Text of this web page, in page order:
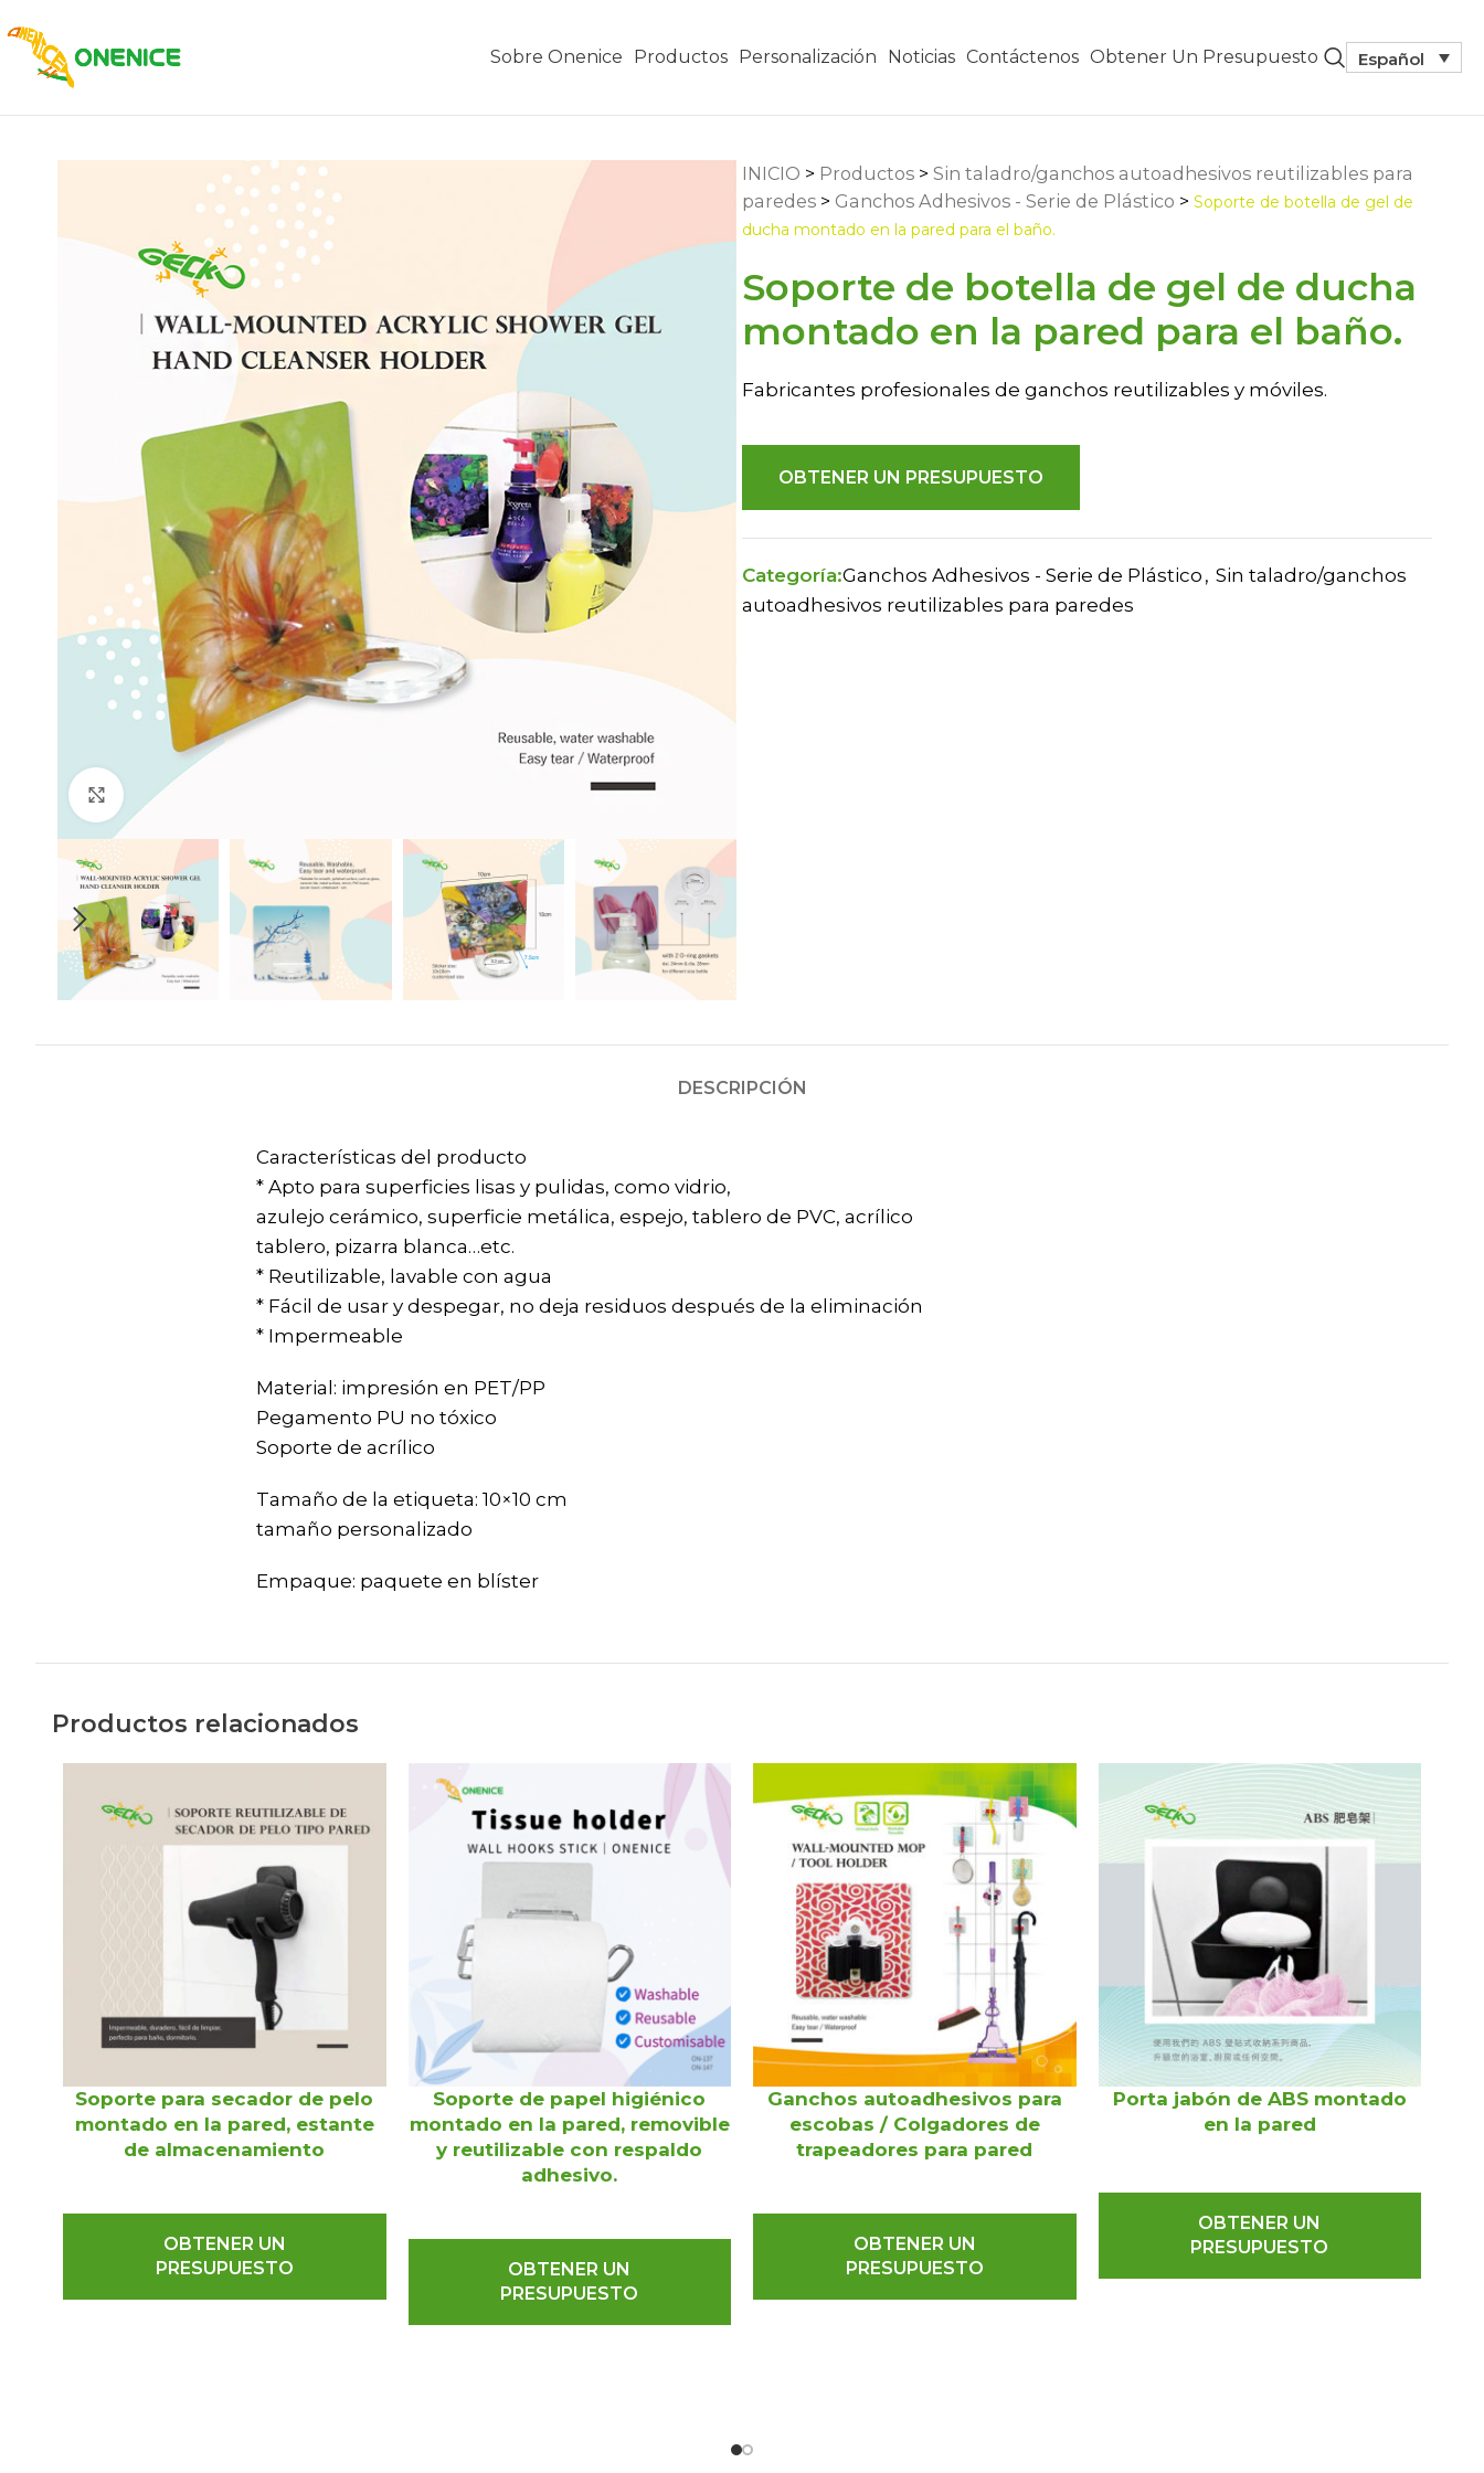
Sobre Onenice Productos Personalización Noticias Contáctenos Obtener Un Presupuesto Español
Click to enlarge
INICIO > Productos > Sin taladro/ganchos autoadhesivos reutilizables para
paredes > Ganchos Adhesivos - Serie de Plástico > Soporte de botella de gel de
ducha montado en la pared para el baño.
Soporte de botella de gel de ducha
montado en la pared para el baño.
Fabricantes profesionales de ganchos reutilizables y móviles.
OBTENER UN PRESUPUESTO
Categoría:Ganchos Adhesivos - Serie de Plástico , Sin taladro/ganchos
autoadhesivos reutilizables para paredes
DESCRIPCIÓN
Características del producto
* Apto para superficies lisas y pulidas, como vidrio,
azulejo cerámico, superficie metálica, espejo, tablero de PVC, acrílico
tablero, pizarra blanca…etc.
* Reutilizable, lavable con agua
* Fácil de usar y despegar, no deja residuos después de la eliminación
* Impermeable
Material: impresión en PET/PP
Pegamento PU no tóxico
Soporte de acrílico
Tamaño de la etiqueta: 10×10 cm
tamaño personalizado
Empaque: paquete en blíster
Productos relacionados
Soporte para secador de pelo
montado en la pared, estante
de almacenamiento
OBTENER UN
PRESUPUESTO
Soporte de papel higiénico
montado en la pared, removible
y reutilizable con respaldo
adhesivo.
OBTENER UN
PRESUPUESTO
Ganchos autoadhesivos para
escobas / Colgadores de
trapeadores para pared
OBTENER UN
PRESUPUESTO
Porta jabón de ABS montado
en la pared
OBTENER UN
PRESUPUESTO